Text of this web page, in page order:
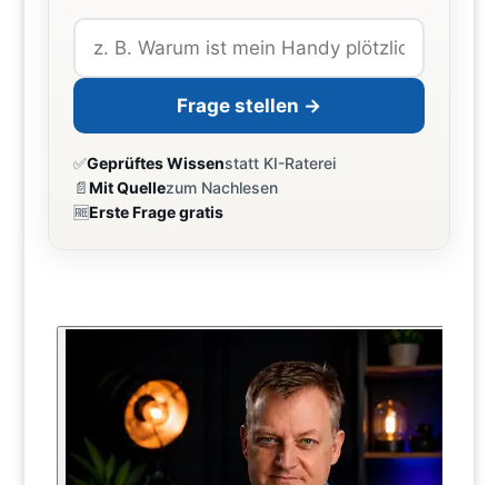
Frage stellen →
✅Geprüftes Wissenstatt KI-Raterei
📄Mit Quellezum Nachlesen
🆓Erste Frage gratis